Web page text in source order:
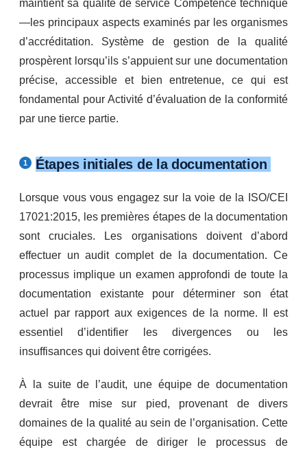
maintient sa qualité de service Compétence technique
—les principaux aspects examinés par les organismes
d’accréditation. Système de gestion de la qualité
prospèrent lorsqu’ils s’appuient sur une documentation
précise, accessible et bien entretenue, ce qui est
fondamental pour Activité d’évaluation de la conformité
par une tierce partie.
Étapes initiales de la documentation
Lorsque vous vous engagez sur la voie de la ISO/CEI
17021:2015, les premières étapes de la documentation
sont cruciales. Les organisations doivent d’abord
effectuer un audit complet de la documentation. Ce
processus implique un examen approfondi de toute la
documentation existante pour déterminer son état
actuel par rapport aux exigences de la norme. Il est
essentiel d’identifier les divergences ou les
insuffisances qui doivent être corrigées.
À la suite de l’audit, une équipe de documentation
devrait être mise sur pied, provenant de divers
domaines de la qualité au sein de l’organisation. Cette
équipe est chargée de diriger le processus de